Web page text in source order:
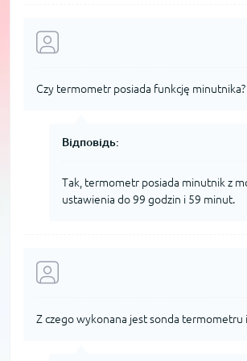
Czy termometr posiada funkcję minutnika?
Відповідь:
Tak, termometr posiada minutnik z
ustawienia do 99 godzin i 59 minut.
Z czego wykonana jest sonda termometru